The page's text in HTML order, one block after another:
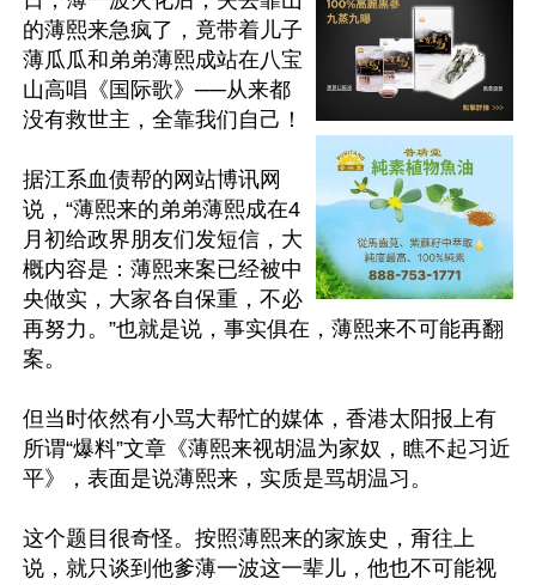
的薄熙来急疯了，竟带着儿子
薄瓜瓜和弟弟薄熙成站在八宝
山高唱《国际歌》──从来都
没有救世主，全靠我们自己！
据江系血债帮的网站博讯网
说，“薄熙来的弟弟薄熙成在4
月初给政界朋友们发短信，大
概内容是：薄熙来案已经被中
央做实，大家各自保重，不必
再努力。”也就是说，事实俱在，薄熙来不可能再翻
案。
但当时依然有小骂大帮忙的媒体，香港太阳报上有
所谓“爆料”文章《薄熙来视胡温为家奴，瞧不起习近
平》，表面是说薄熙来，实质是骂胡温习。
这个题目很奇怪。按照薄熙来的家族史，甭往上
说，就只谈到他爹薄一波这一辈儿，他也不可能视